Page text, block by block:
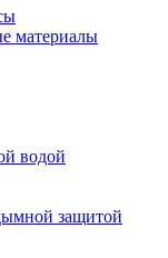
материалы
водой
защитой